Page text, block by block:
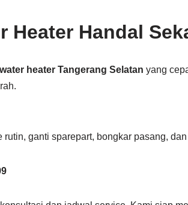
Heater Handal
heater Tangerang Selatan yang
rutin, ganti sparepart, bongkar pasang,